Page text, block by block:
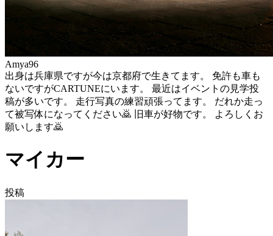
Amya96
出身は兵庫県ですが今は京都府で生きてます。 免許も車も
ないですがCARTUNEにいます。 最近はイベントの見学投
稿が多いです。 走行写真の練習頑張ってます。 だれか走っ
て被写体になってください🙇 旧車が好物です。 よろしくお
願いします🙇
マイカー
投稿